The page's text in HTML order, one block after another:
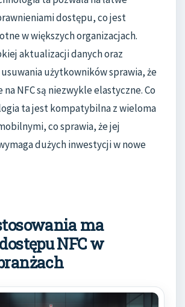
dostępu, co jest
w większych organizacjach.
aktualizacji danych oraz
użytkowników sprawia, że
NFC są niezwykle elastyczne. Co
ta jest kompatybilna z wieloma
co sprawia, że jej
dużych inwestycji w nowe
ma
NFC w